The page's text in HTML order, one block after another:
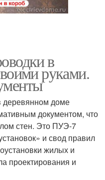
в
руками.
деревянном доме
документом, что
стен. Это ПУЭ-7
и свод правил
жилых и
проектирования и